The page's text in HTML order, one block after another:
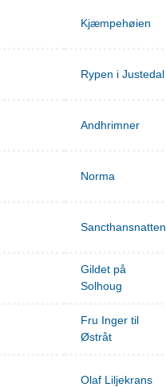
Kjæmpehøien
Rypen i Justedal
Andhrimner
Norma
Sancthansnatten
Gildet på
Solhoug
Fru Inger til
Østråt
Olaf Liljekrans